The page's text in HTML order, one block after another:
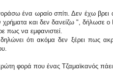
ένα ωραίο σπίτι. Δεν έχω βρει
και δεν δανείζω ", δήλωσε ο
πως να εμφανιστεί.
ότι ακόμα δεν ξέρει πως
φορά που ένας Τζαμαϊκανός